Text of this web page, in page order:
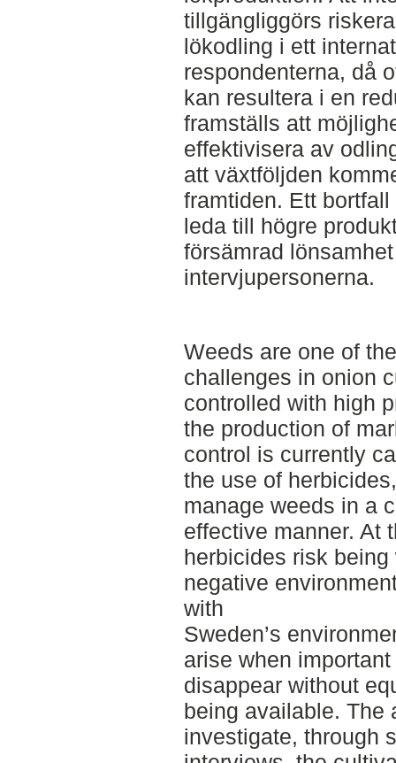
tillgängliggörs
lökodling i ett
respondenterna, då
kan resultera i en
framställs att
effektivisera av
att växtföljden
framtiden. Ett
leda till högre
försämrad
intervjupersonerna.
Weeds are one of
challenges in onion
controlled with high
the production of
control is currently
the use of
manage weeds in a
effective manner. At
herbicides risk
negative
with
Sweden’s
arise when
disappear without
being available. The
investigate, through